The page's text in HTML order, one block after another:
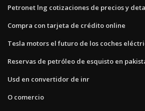
Petronet lng cotizaciones de precios y
Compra con tarjeta de crédito online
Tesla motors el futuro de los coches
Reservas de petróleo de esquisto en
Usd en convertidor de inr
O comercio